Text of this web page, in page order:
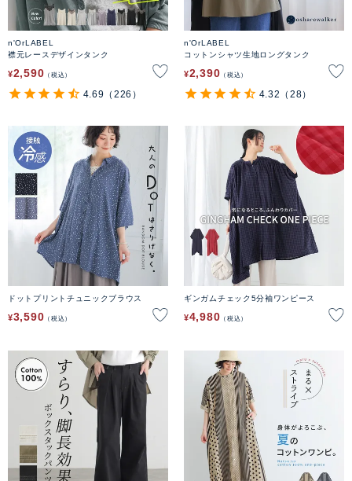
n'OrLABEL
襟元レースデザインタンク
¥2,590 税込
4.69 （226）
n'OrLABEL
コットンシャツ生地ロングタンク
¥2,390 税込
4.32 （28）
ドットプリントチュニックブラウス
¥3,590 税込
ギンガムチェック5分袖ワンピース
¥4,980 税込